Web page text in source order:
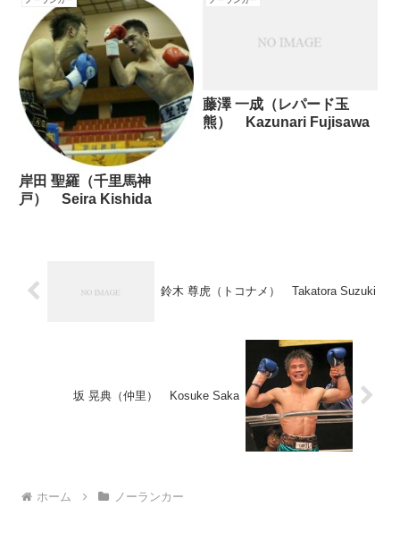
岸田 聖羅（千里馬神
戸） Seira Kishida
藤澤 一成（レパード玉
熊） Kazunari Fujisawa
鈴木 尊虎（トコナメ） Takatora Suzuki
坂 晃典（仲里） Kosuke Saka
ホーム ノーランカー